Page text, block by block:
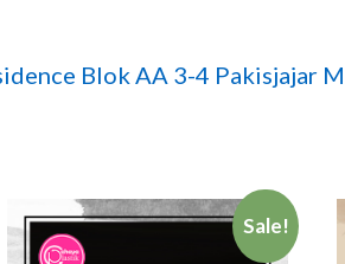
Blok AA 3-4 Pakisjajar
Sale!